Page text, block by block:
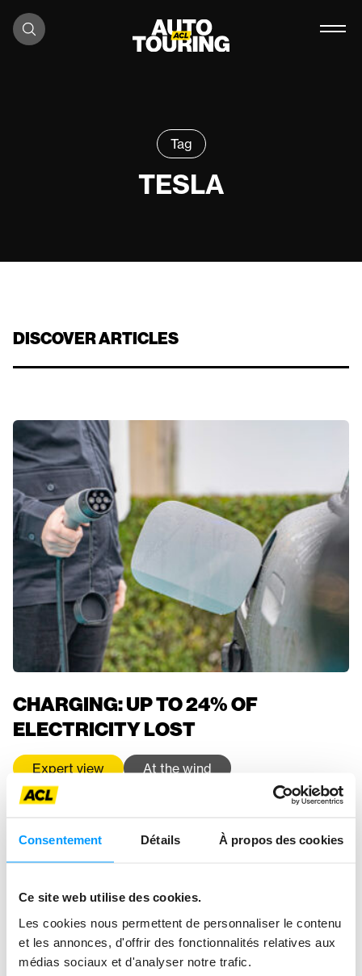
Consentement Détails À propos des cookies
Ce site web utilise des cookies.
Les cookies nous permettent de personnaliser le contenu
et les annonces, d'offrir des fonctionnalités relatives aux
médias sociaux et d'analyser notre trafic.
Skip to content
Tag
TESLA
DISCOVER ARTICLES
CHARGING: UP TO 24% OF
ELECTRICITY LOST
Expert view At the wind